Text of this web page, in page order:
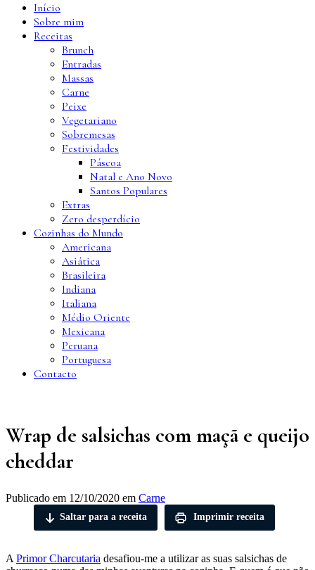
Início
Sobre mim
Receitas
Brunch
Entradas
Massas
Carne
Peixe
Vegetariano
Sobremesas
Festividades
Páscoa
Natal e Ano Novo
Santos Populares
Extras
Zero desperdício
Cozinhas do Mundo
Americana
Asiática
Brasileira
Indiana
Italiana
Médio Oriente
Mexicana
Peruana
Portuguesa
Contacto
Wrap de salsichas com maçã e queijo
cheddar
Publicado em 12/10/2020 em Carne
Saltar para a receita Imprimir receita
A Primor Charcutaria desafiou-me a utilizar as suas salsichas de